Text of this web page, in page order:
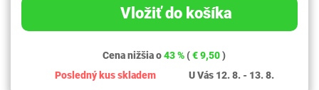
Vložiť do košíka
Cena nižšia o43 % (€ 9,50)
Posledný kus skladem
U Vás 12. 8. - 13. 8.